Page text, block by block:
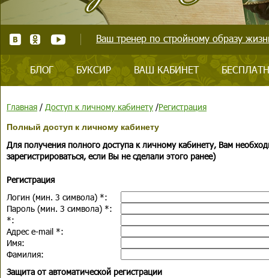
Ваш тренер по стройному образу
БЛОГ БУКСИР ВАШ КАБИНЕТ
Главная / Доступ к личному кабинету /Регистрация
Полный доступ к личному кабинету
Для получения полного доступа к личному кабинету, Вам
зарегистрироваться, если Вы не сделали этого ранее)
Регистрация
Логин (мин. 3 символа) *:
Пароль (мин. 3 символа) *:
*:
Адрес e-mail *:
Имя:
Фамилия:
Защита от автоматической регистрации